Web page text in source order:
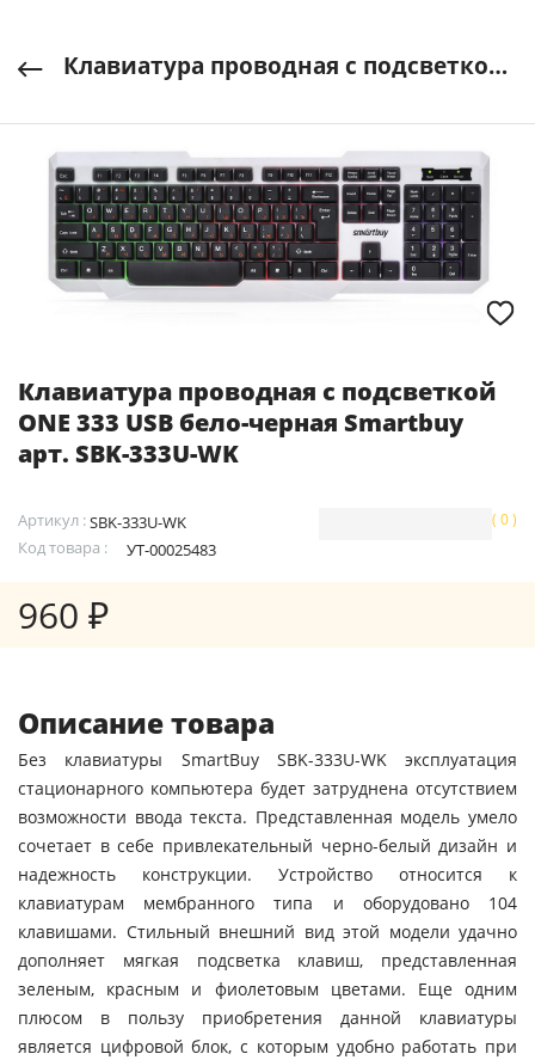
Клавиатура проводная с подсветкой ONE 333 USB бело-черная Smartbuy арт. SBK-333U-WK
Клавиатура проводная с подсветкой
ONE 333 USB бело-черная Smartbuy
арт. SBK-333U-WK
Артикул :SBK-333U-WK
Код товара :
УТ-00025483
( 0 )
960 ₽
Описание товара
Без клавиатуры SmartBuy SBK-333U-WK эксплуатация
стационарного компьютера будет затруднена отсутствием
возможности ввода текста. Представленная модель умело
сочетает в себе привлекательный черно-белый дизайн и
надежность конструкции. Устройство относится к
клавиатурам мембранного типа и оборудовано 104
клавишами. Стильный внешний вид этой модели удачно
дополняет мягкая подсветка клавиш, представленная
зеленым, красным и фиолетовым цветами. Еще одним
плюсом в пользу приобретения данной клавиатуры
является цифровой блок, с которым удобно работать при